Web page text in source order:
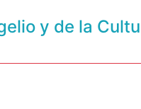
y de la